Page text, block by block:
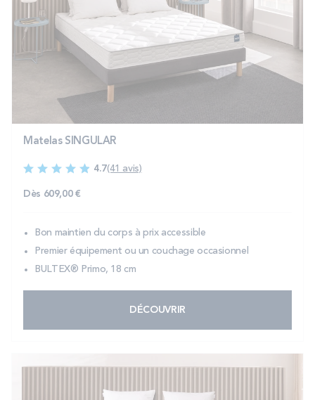
Matelas SINGULAR
4.7(41 avis)
Dès 609,00 €
Bon maintien du corps à prix accessible
Premier équipement ou un couchage occasionnel
BULTEX® Primo, 18 cm
DÉCOUVRIR